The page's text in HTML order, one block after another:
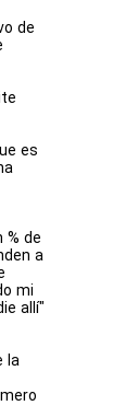
de
es
% de
a
mi
allí"
la